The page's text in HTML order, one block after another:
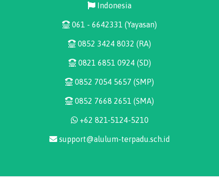
Indonesia
061 - 6642331 (Yayasan)
0852 3424 8032 (RA)
0821 6851 0924 (SD)
0852 7054 5657 (SMP)
0852 7668 2651 (SMA)
+62 821-5124-5210
support@alulum-terpadu.sch.id